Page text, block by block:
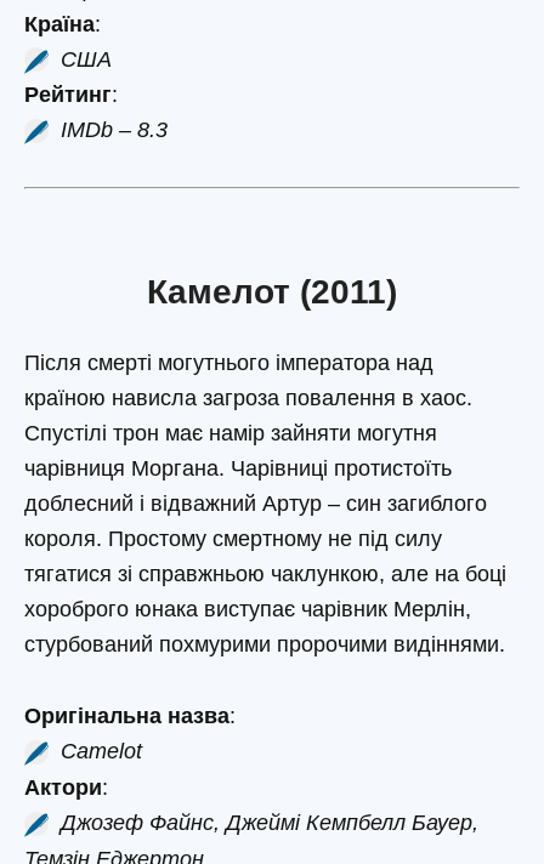
Країна:
США
Рейтинг:
IMDb – 8.3
Камелот (2011)
Після смерті могутнього імператора над
країною нависла загроза повалення в хаос.
Спустілі трон має намір зайняти могутня
чарівниця Моргана. Чарівниці протистоїть
доблесний і відважний Артур – син загиблого
короля. Простому смертному не під силу
тягатися зі справжньою чаклункою, але на боці
хороброго юнака виступає чарівник Мерлін,
стурбований похмурими пророчими видіннями.
Оригінальна назва:
Camelot
Актори:
Джозеф Файнс, Джеймі Кемпбелл Бауер,
Темзін Еджертон…